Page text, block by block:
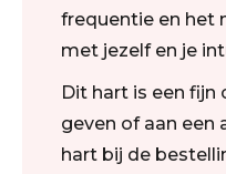
frequentie en het
met jezelf en je
Dit hart is een fijn
geven of aan een
hart bij de